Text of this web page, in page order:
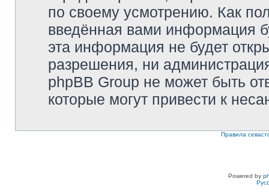
по своему усмотрению. Как
введённая вами информация
эта информация не будет
разрешения, ни
phpBB Group не может быть
которые могут привести к
Правила
Powered by